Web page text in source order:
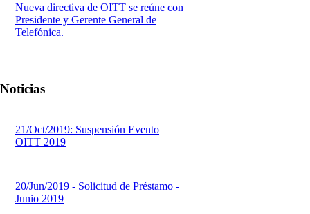
Nueva directiva de OITT se reúne con
Presidente y Gerente General de
Telefónica.
Noticias
21/Oct/2019: Suspensión Evento
OITT 2019
20/Jun/2019 - Solicitud de Préstamo -
Junio 2019